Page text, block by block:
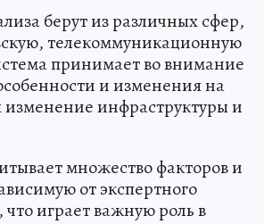
берут из различных сфер,
телекоммуникационную
принимает во внимание
и изменения на
инфраструктуры и
множество факторов и
от экспертного
играет важную роль в